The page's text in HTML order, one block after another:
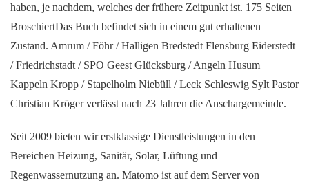
haben, je nachdem, welches der frühere Zeitpunkt ist. 175 Seiten
BroschiertDas Buch befindet sich in einem gut erhaltenen
Zustand. Amrum / Föhr / Halligen Bredstedt Flensburg Eiderstedt
/ Friedrichstadt / SPO Geest Glücksburg / Angeln Husum
Kappeln Kropp / Stapelholm Niebüll / Leck Schleswig Sylt Pastor
Christian Kröger verlässt nach 23 Jahren die Anschargemeinde.
Seit 2009 bieten wir erstklassige Dienstleistungen in den
Bereichen Heizung, Sanitär, Solar, Lüftung und
Regenwassernutzung an. Matomo ist auf dem Server von